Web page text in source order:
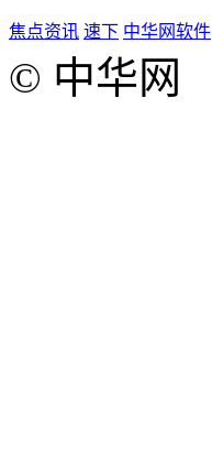
焦点资讯 速下 中华网软件
© 中华网